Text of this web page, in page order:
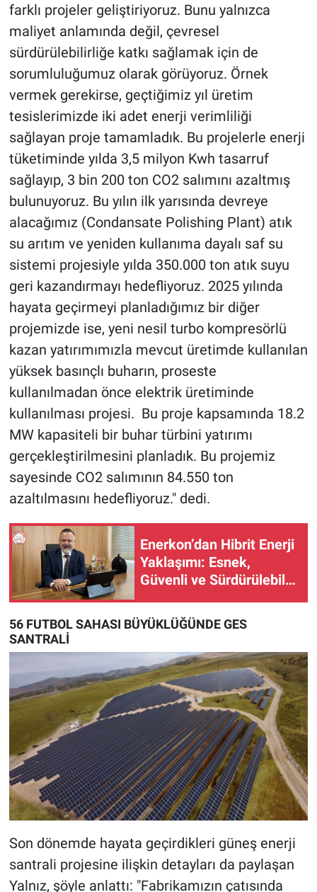
farklı projeler geliştiriyoruz. Bunu yalnızca
maliyet anlamında değil, çevresel
sürdürülebilirliğe katkı sağlamak için de
sorumluluğumuz olarak görüyoruz. Örnek
vermek gerekirse, geçtiğimiz yıl üretim
tesislerimizde iki adet enerji verimliliği
sağlayan proje tamamladık. Bu projelerle enerji
tüketiminde yılda 3,5 milyon Kwh tasarruf
sağlayıp, 3 bin 200 ton CO2 salımını azaltmış
bulunuyoruz. Bu yılın ilk yarısında devreye
alacağımız (Condansate Polishing Plant) atık
su arıtım ve yeniden kullanıma dayalı saf su
sistemi projesiyle yılda 350.000 ton atık suyu
geri kazandırmayı hedefliyoruz. 2025 yılında
hayata geçirmeyi planladığımız bir diğer
projemizde ise, yeni nesil turbo kompresörlü
kazan yatırımımızla mevcut üretimde kullanılan
yüksek basınçlı buharın, proseste
kullanılmadan önce elektrik üretiminde
kullanılması projesi. Bu proje kapsamında 18.2
MW kapasiteli bir buhar türbini yatırımı
gerçekleştirilmesini planladık. Bu projemiz
sayesinde CO2 salımının 84.550 ton
azaltılmasını hedefliyoruz." dedi.
Enerkon’dan Hibrit Enerji
Yaklaşımı: Esnek,
Güvenli ve Sürdürülebilir
56 FUTBOL SAHASI BÜYÜKLÜĞÜNDE GES
SANTRALİ
Son dönemde hayata geçirdikleri güneş enerji
santrali projesine ilişkin detayları da paylaşan
Yalnız, şöyle anlattı: "Fabrikamızın çatısında